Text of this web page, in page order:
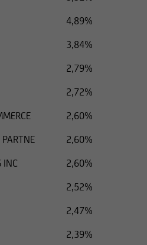
4,89%
3,84%
2,79%
2,72%
2,60%
PARTNE
2,60%
INC
2,60%
2,52%
2,47%
2,39%
o sollecitazioni a
essere utilizzate per tali
informazioni non
britannici in merito
tali. Di conseguenza, gli
dei cittadini